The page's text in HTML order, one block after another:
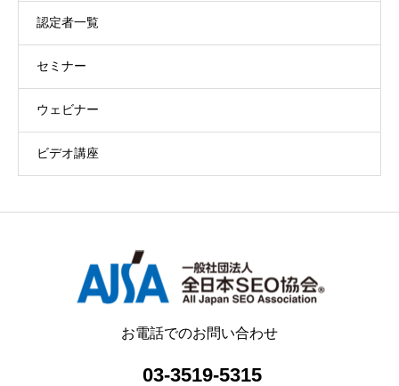
認定者一覧
セミナー
ウェビナー
ビデオ講座
お電話でのお問い合わせ
03-3519-5315